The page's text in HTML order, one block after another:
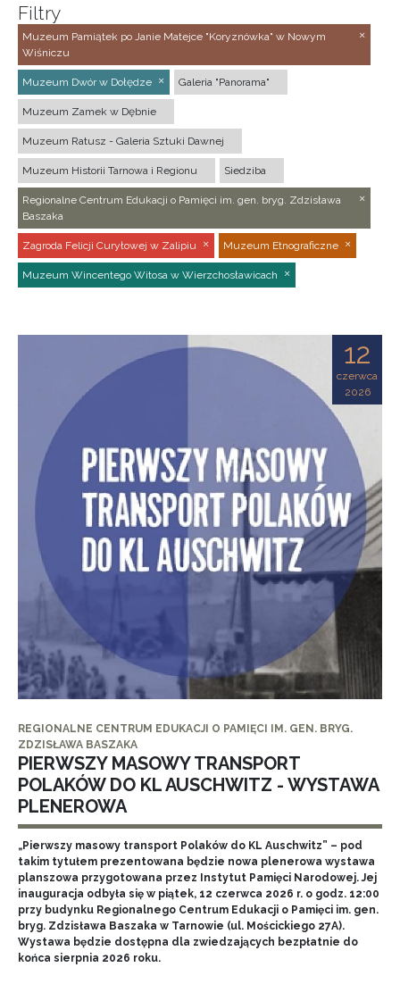
Filtry
Muzeum Pamiątek po Janie Matejce "Koryznówka" w Nowym
Wiśniczu
Muzeum Dwór w Dołędze Galeria "Panorama"
Muzeum Zamek w Dębnie
Muzeum Ratusz - Galeria Sztuki Dawnej
Muzeum Historii Tarnowa i Regionu Siedziba
Regionalne Centrum Edukacji o Pamięci im. gen. bryg. Zdzisława
Baszaka
Zagroda Felicji Curyłowej w Zalipiu Muzeum Etnograficzne
Muzeum Wincentego Witosa w Wierzchosławicach
12
czerwca
2026
REGIONALNE CENTRUM EDUKACJI O PAMIĘCI IM. GEN. BRYG.
ZDZISŁAWA BASZAKA
PIERWSZY MASOWY TRANSPORT
POLAKÓW DO KL AUSCHWITZ - WYSTAWA
PLENEROWA
„Pierwszy masowy transport Polaków do KL Auschwitz” – pod
takim tytułem prezentowana będzie nowa plenerowa wystawa
planszowa przygotowana przez Instytut Pamięci Narodowej. Jej
inauguracja odbyła się w piątek, 12 czerwca 2026 r. o godz. 12:00
przy budynku Regionalnego Centrum Edukacji o Pamięci im. gen.
bryg. Zdzisława Baszaka w Tarnowie (ul. Mościckiego 27A).
Wystawa będzie dostępna dla zwiedzających bezpłatnie do
końca sierpnia 2026 roku.